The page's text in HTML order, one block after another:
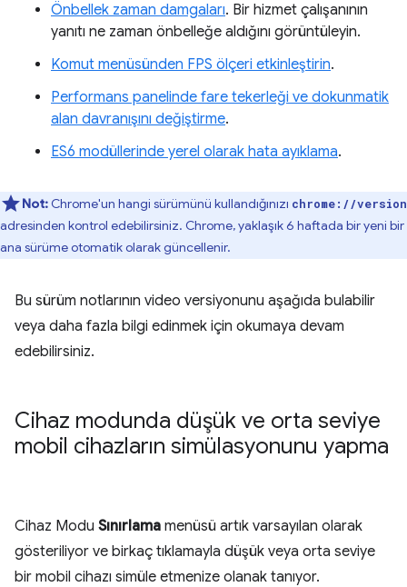
Önbellek zaman damgaları. Bir hizmet çalışanının
yanıtı ne zaman önbelleğe aldığını görüntüleyin.
Komut menüsünden FPS ölçeri etkinleştirin.
Performans panelinde fare tekerleği ve dokunmatik
alan davranışını değiştirme.
ES6 modüllerinde yerel olarak hata ayıklama.
Not: Chrome'un hangi sürümünü kullandığınızı chrome://version
adresinden kontrol edebilirsiniz. Chrome, yaklaşık 6 haftada bir yeni bir
ana sürüme otomatik olarak güncellenir.
Bu sürüm notlarının video versiyonunu aşağıda bulabilir
veya daha fazla bilgi edinmek için okumaya devam
edebilirsiniz.
Cihaz modunda düşük ve orta seviye
mobil cihazların simülasyonunu yapma
Cihaz Modu Sınırlama menüsü artık varsayılan olarak
gösteriliyor ve birkaç tıklamayla düşük veya orta seviye
bir mobil cihazı simüle etmenize olanak tanıyor.